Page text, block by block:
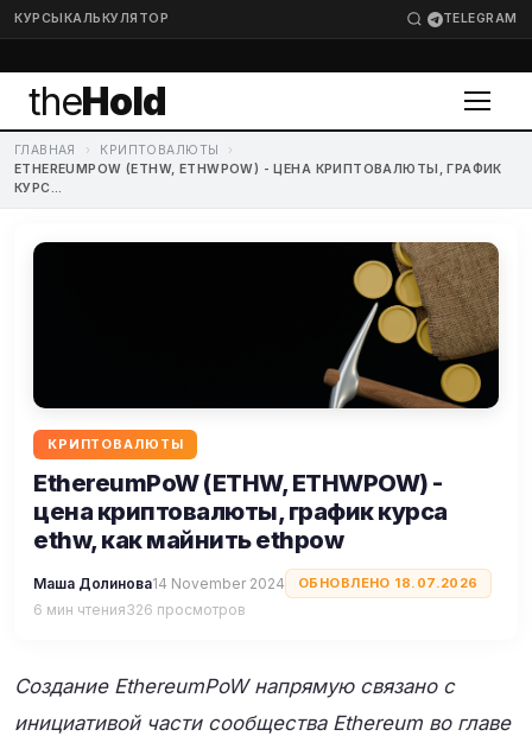
КУРСЫКАЛЬКУЛЯТОР TELEGRAM
theHold
ГЛАВНАЯ › КРИПТОВАЛЮТЫ
›
ETHEREUMPOW (ETHW, ETHWPOW) - ЦЕНА КРИПТОВАЛЮТЫ, ГРАФИК
КУРС...
КРИПТОВАЛЮТЫ
EthereumPoW (ETHW, ETHWPOW) -
цена криптовалюты, график курса
ethw, как майнить ethpow
Маша Долинова14 November 2024 ОБНОВЛЕНО 18.07.2026
6 мин чтения326 просмотров
Создание EthereumPoW напрямую связано с
инициативой части сообщества Ethereum во главе